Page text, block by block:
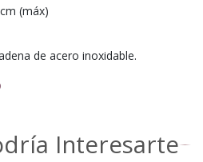
(máx)
de acero inoxidable.
Interesarte